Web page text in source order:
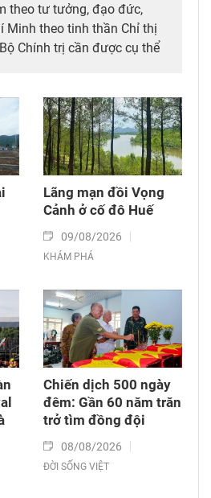
theo tư tưởng, đạo đức,
Minh theo tinh thần Chỉ thị
Chính trị cần được cụ thể
phục vụ nhân dân.
giáo Vũ Phong Kỳ từ một
trở thành người đào tạo
và đồng hành cùng
tật là minh chứng sinh
làm theo Bác bằng tinh
vượt khó và sự tận tâm vì
Lãng mạn đồi Vọng
Cảnh ở cố đô Huế
09/08/2026
KHÁM PHÁ
Chiến dịch 500 ngày
đêm: Gần 60 năm trăn
trở tìm đồng đội
08/08/2026
ĐỜI SỐNG VIỆT